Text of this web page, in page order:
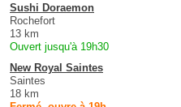
Sushi Doraemon
Rochefort
13 km
Ouvert jusqu'à 19h30
New Royal Saintes
Saintes
18 km